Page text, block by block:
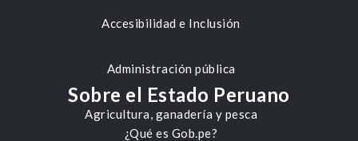
Accesibilidad e Inclusión
Administración pública
Agricultura, ganadería y pesca
Sobre el Estado Peruano
¿Qué es Gob.pe?